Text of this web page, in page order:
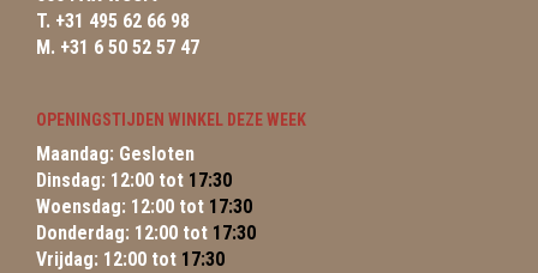
T. +31 495 62 66 98
M. +31 6 50 52 57 47
OPENINGSTIJDEN WINKEL DEZE WEEK
Maandag: Gesloten
Dinsdag: 12:00 tot 17:30
Woensdag: 12:00 tot 17:30
Donderdag: 12:00 tot 17:30
Vrijdag: 12:00 tot 17:30